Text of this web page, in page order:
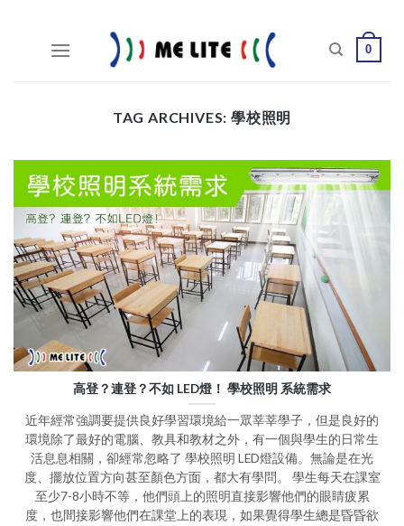
0
TAG ARCHIVES: 學校照明
高登？連登？不如 LED燈！ 學校照明 系統需求
近年經常強調要提供良好學習環境給一眾莘莘學子，但是良好的
環境除了最好的電腦、教具和教材之外，有一個與學生的日常生
活息息相關，卻經常忽略了 學校照明 LED燈設備。無論是在光
度、擺放位置方向甚至顏色方面，都大有學問。 學生每天在課室
至少7-8小時不等，他們頭上的照明直接影響他們的眼睛疲累
度，也間接影響他們在課堂上的表現，如果覺得學生總是昏昏欲